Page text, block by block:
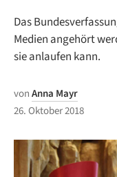
Das
Medien angehört
sie anlaufen kann.
vonAnna Mayr
26. Oktober 2018